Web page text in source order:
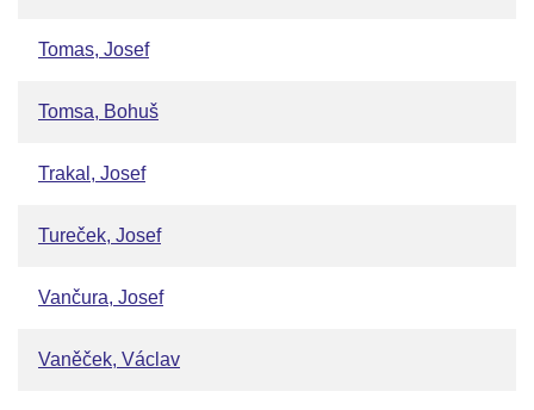
Tomas, Josef
Tomsa, Bohuš
Trakal, Josef
Tureček, Josef
Vančura, Josef
Vaněček, Václav